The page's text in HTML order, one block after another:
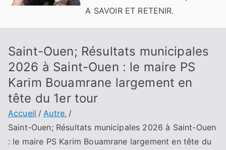
A SAVOIR ET RETENIR.
Saint-Ouen; Résultats municipales
2026 à Saint-Ouen : le maire PS
Karim Bouamrane largement en
tête du 1er tour
Accueil
Autre.
Saint-Ouen; Résultats municipales 2026 à Saint-Ouen
: le maire PS Karim Bouamrane largement en tête du